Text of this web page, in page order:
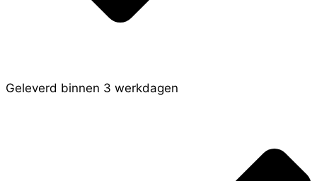
Geleverd binnen 3 werkdagen